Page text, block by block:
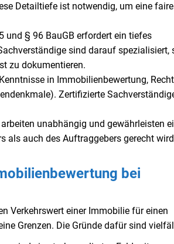
Detailtiefe ist notwendig, um eine faire
und § 96 BauGB erfordert ein tiefes
sind darauf spezialisiert,
zu dokumentieren.
in Immobilienbewertung,
Zertifizierte
unabhängig und gewährleisten
als auch des Auftraggebers gerecht
bei
Verkehrswert einer Immobilie für einen
Grenzen. Die Gründe dafür sind